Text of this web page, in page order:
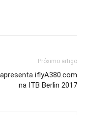
Próximo artigo
iflyA380.com
na ITB Berlin 2017